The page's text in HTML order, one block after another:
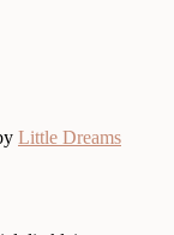
Little Dreams